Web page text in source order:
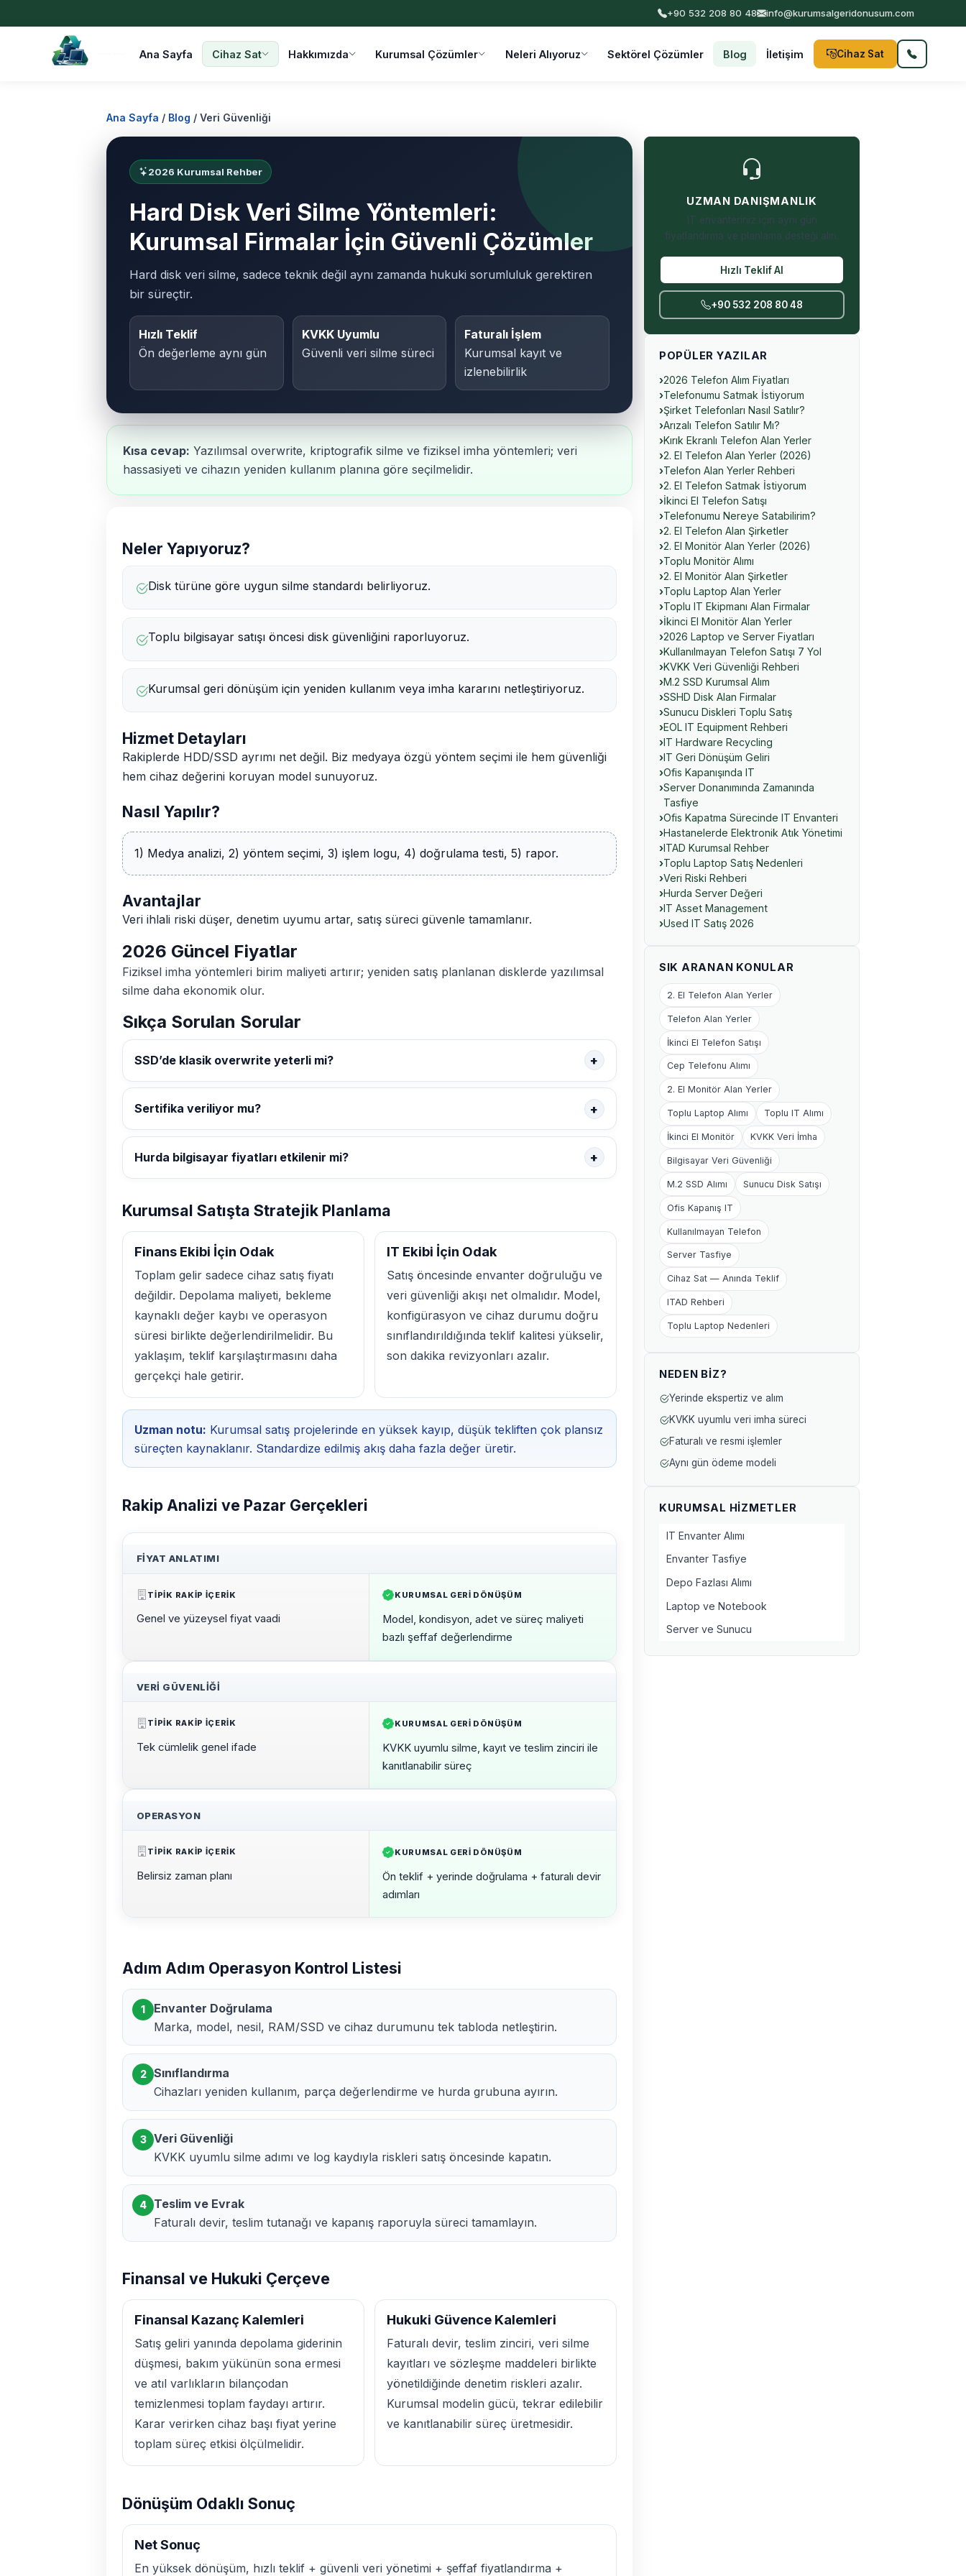
İSTANBUL VE TÜRKİYE GENELİ PROFESYONEL
+90 532 208 80 48 info@kurumsalgeridonusum.com
Ana Sayfa Cihaz Sat Hakkımızda Kurumsal Çözümler Neleri Alıyoruz Sektörel Çözümler Blog İletişim Cihaz Sat
Ana Sayfa / Blog / Veri Güvenliği
2026 Kurumsal Rehber
Hard Disk Veri Silme Yöntemleri:
Kurumsal Firmalar İçin Güvenli Çözümler
Hard disk veri silme, sadece teknik değil aynı zamanda hukuki sorumluluk gerektiren
bir süreçtir.
Hızlı Teklif
Ön değerleme aynı gün
KVKK Uyumlu
Güvenli veri silme süreci
Faturalı İşlem
Kurumsal kayıt ve
izlenebilirlik
Kısa cevap: Yazılımsal overwrite, kriptografik silme ve fiziksel imha yöntemleri; veri
hassasiyeti ve cihazın yeniden kullanım planına göre seçilmelidir.
Neler Yapıyoruz?
Disk türüne göre uygun silme standardı belirliyoruz.
Toplu bilgisayar satışı öncesi disk güvenliğini raporluyoruz.
Kurumsal geri dönüşüm için yeniden kullanım veya imha kararını netleştiriyoruz.
Hizmet Detayları
Rakiplerde HDD/SSD ayrımı net değil. Biz medyaya özgü yöntem seçimi ile hem güvenliği
hem cihaz değerini koruyan model sunuyoruz.
Nasıl Yapılır?
1) Medya analizi, 2) yöntem seçimi, 3) işlem logu, 4) doğrulama testi, 5) rapor.
Avantajlar
Veri ihlali riski düşer, denetim uyumu artar, satış süreci güvenle tamamlanır.
2026 Güncel Fiyatlar
Fiziksel imha yöntemleri birim maliyeti artırır; yeniden satış planlanan disklerde yazılımsal
silme daha ekonomik olur.
Sıkça Sorulan Sorular
SSD’de klasik overwrite yeterli mi?
Sertifika veriliyor mu?
Hurda bilgisayar fiyatları etkilenir mi?
Kurumsal Satışta Stratejik Planlama
Finans Ekibi İçin Odak
Toplam gelir sadece cihaz satış fiyatı
değildir. Depolama maliyeti, bekleme
kaynaklı değer kaybı ve operasyon
süresi birlikte değerlendirilmelidir. Bu
yaklaşım, teklif karşılaştırmasını daha
gerçekçi hale getirir.
IT Ekibi İçin Odak
Satış öncesinde envanter doğruluğu ve
veri güvenliği akışı net olmalıdır. Model,
konfigürasyon ve cihaz durumu doğru
sınıflandırıldığında teklif kalitesi yükselir,
son dakika revizyonları azalır.
Uzman notu: Kurumsal satış projelerinde en yüksek kayıp, düşük tekliften çok plansız
süreçten kaynaklanır. Standardize edilmiş akış daha fazla değer üretir.
Rakip Analizi ve Pazar Gerçekleri
FIYAT ANLATIMI
TIPIK RAKIP IÇERIK
Genel ve yüzeysel fiyat vaadi
KURUMSAL GERI DÖNÜŞÜM
Model, kondisyon, adet ve süreç maliyeti
bazlı şeffaf değerlendirme
VERI GÜVENLIĞI
TIPIK RAKIP IÇERIK
Tek cümlelik genel ifade
KURUMSAL GERI DÖNÜŞÜM
KVKK uyumlu silme, kayıt ve teslim zinciri ile
kanıtlanabilir süreç
OPERASYON
TIPIK RAKIP IÇERIK
Belirsiz zaman planı
KURUMSAL GERI DÖNÜŞÜM
Ön teklif + yerinde doğrulama + faturalı devir
adımları
Adım Adım Operasyon Kontrol Listesi
1
Envanter Doğrulama
Marka, model, nesil, RAM/SSD ve cihaz durumunu tek tabloda netleştirin.
2
Sınıflandırma
Cihazları yeniden kullanım, parça değerlendirme ve hurda grubuna ayırın.
3
Veri Güvenliği
KVKK uyumlu silme adımı ve log kaydıyla riskleri satış öncesinde kapatın.
4
Teslim ve Evrak
Faturalı devir, teslim tutanağı ve kapanış raporuyla süreci tamamlayın.
Finansal ve Hukuki Çerçeve
Finansal Kazanç Kalemleri
Satış geliri yanında depolama giderinin
düşmesi, bakım yükünün sona ermesi
ve atıl varlıkların bilançodan
temizlenmesi toplam faydayı artırır.
Karar verirken cihaz başı fiyat yerine
toplam süreç etkisi ölçülmelidir.
Hukuki Güvence Kalemleri
Faturalı devir, teslim zinciri, veri silme
kayıtları ve sözleşme maddeleri birlikte
yönetildiğinde denetim riskleri azalır.
Kurumsal modelin gücü, tekrar edilebilir
ve kanıtlanabilir süreç üretmesidir.
Dönüşüm Odaklı Sonuç
Net Sonuç
En yüksek dönüşüm, hızlı teklif + güvenli veri yönetimi + şeffaf fiyatlandırma +
UZMAN DANIŞMANLIK
IT envanteriniz için aynı gün
fiyatlandırma ve planlama desteği alın.
Hızlı Teklif Al
+90 532 208 80 48
POPÜLER YAZILAR
2026 Telefon Alım Fiyatları
Telefonumu Satmak İstiyorum
Şirket Telefonları Nasıl Satılır?
Arızalı Telefon Satılır Mı?
Kırık Ekranlı Telefon Alan Yerler
2. El Telefon Alan Yerler (2026)
Telefon Alan Yerler Rehberi
2. El Telefon Satmak İstiyorum
İkinci El Telefon Satışı
Telefonumu Nereye Satabilirim?
2. El Telefon Alan Şirketler
2. El Monitör Alan Yerler (2026)
Toplu Monitör Alımı
2. El Monitör Alan Şirketler
Toplu Laptop Alan Yerler
Toplu IT Ekipmanı Alan Firmalar
İkinci El Monitör Alan Yerler
2026 Laptop ve Server Fiyatları
Kullanılmayan Telefon Satışı 7 Yol
KVKK Veri Güvenliği Rehberi
M.2 SSD Kurumsal Alım
SSHD Disk Alan Firmalar
Sunucu Diskleri Toplu Satış
EOL IT Equipment Rehberi
IT Hardware Recycling
IT Geri Dönüşüm Geliri
Ofis Kapanışında IT
Server Donanımında Zamanında
Tasfiye
Ofis Kapatma Sürecinde IT Envanteri
Hastanelerde Elektronik Atık Yönetimi
ITAD Kurumsal Rehber
Toplu Laptop Satış Nedenleri
Veri Riski Rehberi
Hurda Server Değeri
IT Asset Management
Used IT Satış 2026
SIK ARANAN KONULAR
2. El Telefon Alan Yerler
Telefon Alan Yerler
İkinci El Telefon Satışı
Cep Telefonu Alımı
2. El Monitör Alan Yerler
Toplu Laptop Alımı Toplu IT Alımı
İkinci El Monitör KVKK Veri İmha
Bilgisayar Veri Güvenliği
M.2 SSD Alımı Sunucu Disk Satışı
Ofis Kapanış IT
Kullanılmayan Telefon
Server Tasfiye
Cihaz Sat — Anında Teklif
ITAD Rehberi
Toplu Laptop Nedenleri
NEDEN BIZ?
Yerinde ekspertiz ve alım
KVKK uyumlu veri imha süreci
Faturalı ve resmi işlemler
Aynı gün ödeme modeli
KURUMSAL HIZMETLER
IT Envanter Alımı
Envanter Tasfiye
Depo Fazlası Alımı
Laptop ve Notebook
Server ve Sunucu